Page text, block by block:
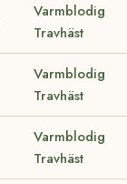
Varmblodig
Travhäst
Varmblodig
Travhäst
Varmblodig
Travhäst